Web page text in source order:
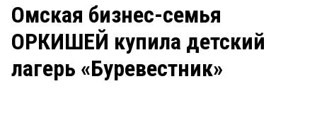
ЗАКОН
НОВОСТИ КОМПАНИЙ
Рейтинги
Блоги
Архив
Омская бизнес-семья
ОРКИШЕЙ купила детский
лагерь «Буревестник»